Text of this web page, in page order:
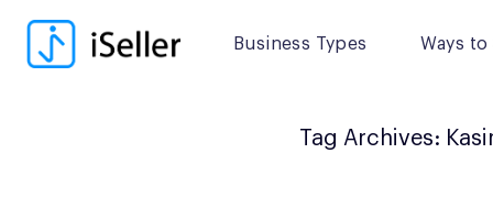
Business Types Ways to
content
Tag Archives: